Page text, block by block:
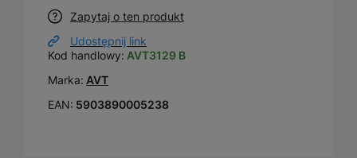
Zapytaj o ten produkt
Udostępnij link
Kod handlowy: AVT3129 B
Marka: AVT
EAN: 5903890005238